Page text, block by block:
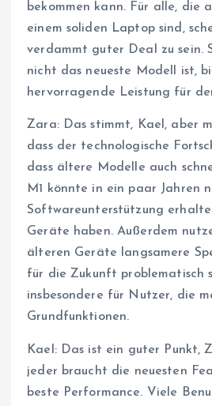
bekommen kann. Für alle, die
einem soliden Laptop sind,
verdammt guter Deal zu sein.
nicht das neueste Modell ist,
hervorragende Leistung für
Zara: Das stimmt, Kael, aber
dass der technologische
dass ältere Modelle auch
M1 könnte in ein paar Jahren
Softwareunterstützung
Geräte haben. Außerdem
älteren Geräte langsamere
für die Zukunft problematisch
insbesondere für Nutzer, die
Grundfunktionen.
Kael: Das ist ein guter Punkt,
jeder braucht die neuesten
beste Performance. Viele